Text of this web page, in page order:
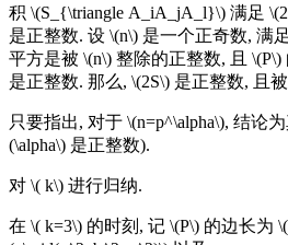
积 \(S_{\triangle A_iA_jA_l}\) 满足
是正整数. 设 \(n\) 是一个正奇数, 满
平方是被 \(n\) 整除的正整数, 且
是正整数. 那么, \(2S\) 是正整数, 且
只要指出, 对于 \(n=p^\alpha\), 结论
(\alpha\) 是正整数).
对 \( k\) 进行归纳.
在 \( k=3\) 的时刻, 记 \(P\) 的边长为